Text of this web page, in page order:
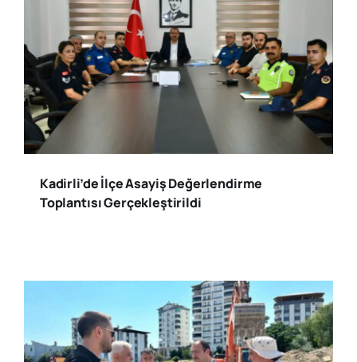
Kadirli’de İlçe Asayiş Değerlendirme
Toplantısı Gerçekleştirildi